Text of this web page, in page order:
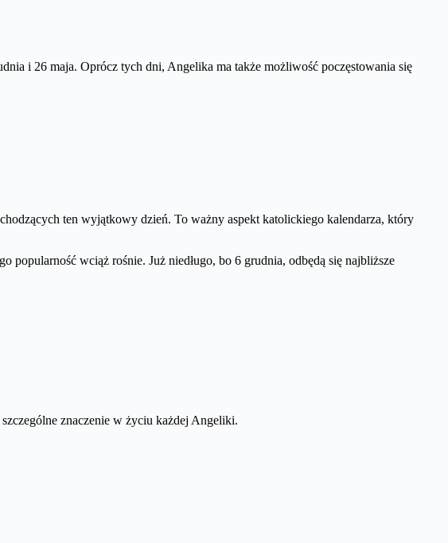
i 26 maja. Oprócz tych dni, Angelika ma także możliwość poczęstowania się
ten wyjątkowy dzień. To ważny aspekt katolickiego kalendarza, który
popularność wciąż rośnie. Już niedługo, bo 6 grudnia, odbędą się najbliższe
znaczenie w życiu każdej Angeliki.